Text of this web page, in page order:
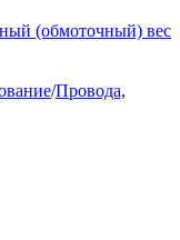
(обмоточный) вес
/Провода,